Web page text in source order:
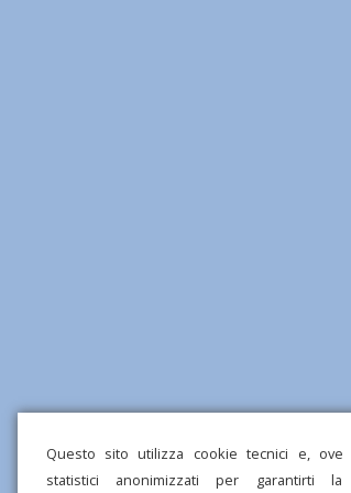
Questo sito utilizza cookie tecnici e, ove
statistici anonimizzati per garantirti la